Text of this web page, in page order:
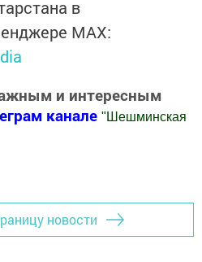
в
MАХ:
и интересным
канале " Шешминская
новости